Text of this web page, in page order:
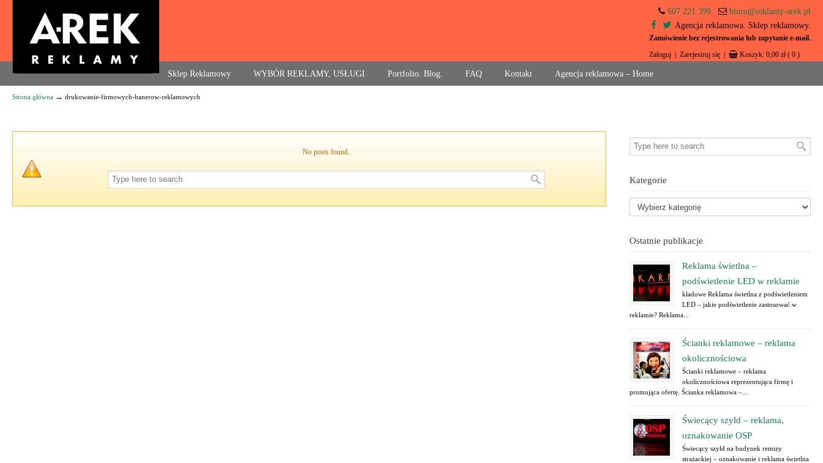
Agencja reklamowa. Reklama – usługi, druk
607 221 399
biuro@reklamy-arek.pl
Agencja reklamowa. Sklep reklamowy.
Zamówienie bez rejestrowania lub zapytanie e-mail.
Zaloguj Zarejestruj się Koszyk: 0,00 zł ( 0 )
Sklep Reklamowy WYBÓR REKLAMY, USŁUGI Portfolio. Blog. FAQ Kontakt Agencja reklamowa – Home
Navigation
Strona główna → drukowanie-firmowych-banerow-reklamowych
No posts found.
Kategorie
Ostatnie publikacje
Reklama świetlna –
podświetlenie LED w reklamie
kładowe Reklama świetlna z podświetleniem
LED – jakie podświetlenie zastosować w
reklamie? Reklama...
Ścianki reklamowe – reklama
okolicznościowa
Ścianki reklamowe – reklama
okolicznościowa reprezentująca firmę i
promująca ofertę. Ścianka reklamowa –...
Świecący szyld – reklama,
oznakowanie OSP
Świecący szyld na budynek remizy
strażackiej – oznakowanie i reklama świetlna